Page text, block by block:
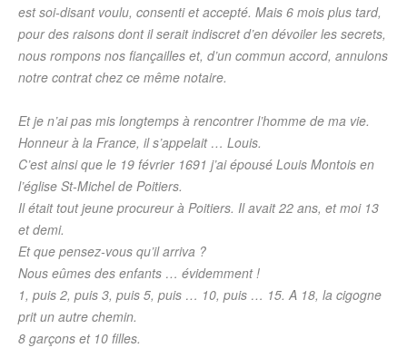
est soi-disant voulu, consenti et accepté. Mais 6 mois plus tard,
pour des raisons dont il serait indiscret d’en dévoiler les secrets,
nous rompons nos fiançailles et, d’un commun accord, annulons
notre contrat chez ce même notaire.
Et je n’ai pas mis longtemps à rencontrer l’homme de ma vie.
Honneur à la France, il s’appelait … Louis.
C’est ainsi que le 19 février 1691 j’ai épousé Louis Montois en
l’église St-Michel de Poitiers.
Il était tout jeune procureur à Poitiers. Il avait 22 ans, et moi 13
et demi.
Et que pensez-vous qu’il arriva ?
Nous eûmes des enfants … évidemment !
1, puis 2, puis 3, puis 5, puis … 10, puis … 15. A 18, la cigogne
prit un autre chemin.
8 garçons et 10 filles.